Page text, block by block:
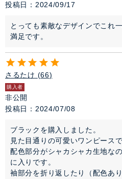
投稿日
2024/09/17
とっても素敵なデザインでこれ
満足です。
さるたけ 66
購入者
非公開
投稿日
2024/07/08
ブラックを購入しました。
見た目通りの可愛いワンピースで
配色部分がシャカシャカ生地な
に入りです。
袖部分を折り返したり（配色あ